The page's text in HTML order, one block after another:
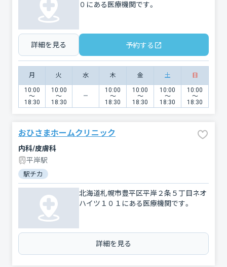
０にある医療機関です。
詳細を見る 予約する
月 火 水 木 金 土 日
10:00
〜
18:30
10:00
〜
18:30
10:00
〜
18:30
10:00
〜
18:30
10:00
〜
18:30
10:00
〜
18:30
おひさまホームクリニック
内科/皮膚科
平岸駅
駅チカ
北海道札幌市豊平区平岸２条５丁目ネオ
ハイツ１０１にある医療機関です。
詳細を見る